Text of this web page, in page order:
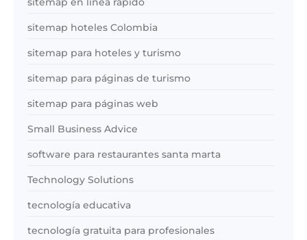
sitemap hoteles Colombia
sitemap para hoteles y turismo
sitemap para páginas de turismo
sitemap para páginas web
Small Business Advice
software para restaurantes santa marta
Technology Solutions
tecnología educativa
tecnología gratuita para profesionales